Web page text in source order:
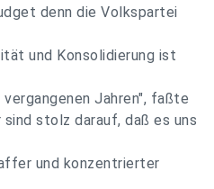
denn die Volkspartei
und Konsolidierung ist
Jahren", faßte
sind stolz darauf, daß es uns
und konzentrierter